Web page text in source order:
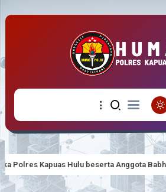
Babhinsa Koramil Bika Cek Titik Hot